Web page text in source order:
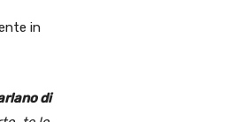
in
di